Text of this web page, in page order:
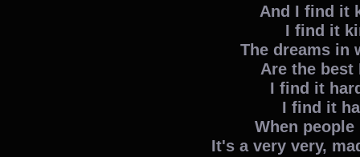
And I find it
I find it
The dreams in
Are the best
I find it
I find it
When
It's a very very,